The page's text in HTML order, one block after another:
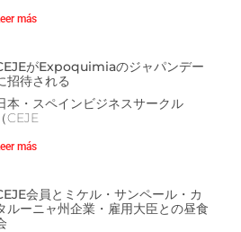
más
がExpoquimiaのジャパンデー
招待される
本・スペインビジネスサークル
（CEJE
más
会員とミケル・サンペール・カ
ルーニャ州企業・雇用大臣との昼食